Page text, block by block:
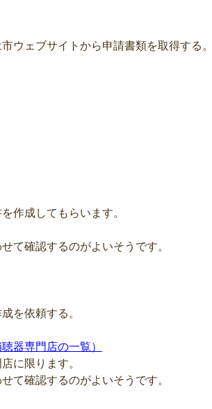
ウェブサイトから申請書類を取得する。
作成してもらいます。
て確認するのがよいそうです。
を依頼する。
器専門店の一覧）
に限ります。
て確認するのがよいそうです。